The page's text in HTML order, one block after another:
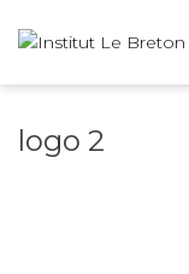
logo 2